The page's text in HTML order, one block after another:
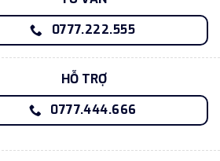
0777.222.555
HỖ TRỢ
0777.444.666